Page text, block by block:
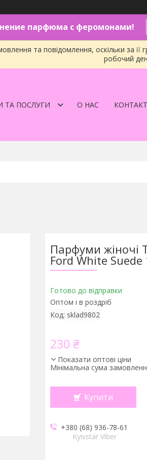
парфюма с феромонами!
та повідомлення, оскільки за
робочий
ТА ПОСЛУГИ О НАС
Парфуми жіночі
Ford White Suede
Готово до відправки
Оптом і в роздріб
Код: sklad9802
230 ₴
Показати оптові ціни
Мінімальна сума
Купити
+380 (68) 936-78-61
Kyivstar Viber